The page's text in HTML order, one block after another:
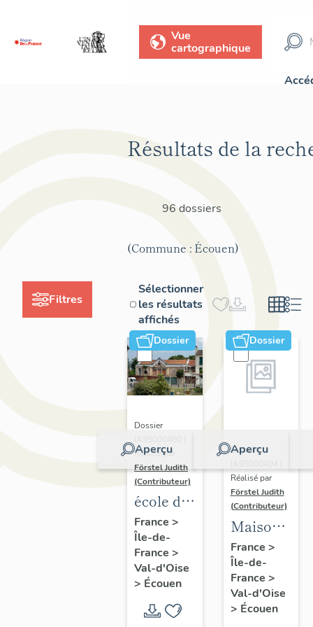
Vue
cartographique
Filtres
Résultats de la
96 dossiers
(Commune : Écouen)
Sélectionner
les résultats
affichés
Dossier
Aperçu
Dossier
Réalisé par
Förstel Judith
(Contributeur)
école de
la
Sainte-
Enfance
France >
Île-de-
France >
Val-d'Oise
> Écouen
Dossier
Aperçu
Dossier
Réalisé par
Förstel Judith
(Contributeur)
Maison
rurale,
27 bis-29
rue de la
Grande
France >
Île-de-
France >
Val-d'Oise
> Écouen